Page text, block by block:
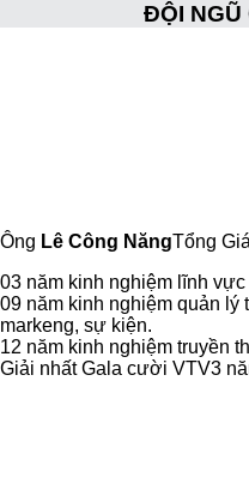
ĐỘI NGŨ
Ông Lê Công NăngTổng
03 năm kinh nghiệm lĩnh vực
09 năm kinh nghiệm quản lý
markeng, sự kiện.
12 năm kinh nghiệm truyền
Giải nhất Gala cười VTV3